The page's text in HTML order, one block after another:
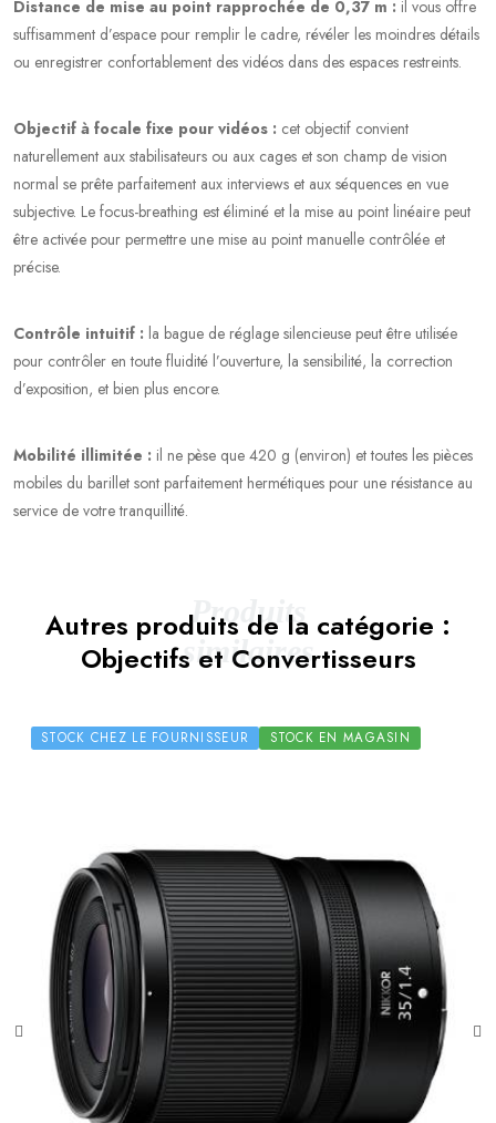
Distance de mise au point rapprochée de 0,37 m : il vous offre
suffisamment d’espace pour remplir le cadre, révéler les moindres détails
ou enregistrer confortablement des vidéos dans des espaces restreints.
Objectif à focale fixe pour vidéos : cet objectif convient
naturellement aux stabilisateurs ou aux cages et son champ de vision
normal se prête parfaitement aux interviews et aux séquences en vue
subjective. Le focus-breathing est éliminé et la mise au point linéaire peut
être activée pour permettre une mise au point manuelle contrôlée et
précise.
Contrôle intuitif : la bague de réglage silencieuse peut être utilisée
pour contrôler en toute fluidité l’ouverture, la sensibilité, la correction
d’exposition, et bien plus encore.
Mobilité illimitée : il ne pèse que 420 g (environ) et toutes les pièces
mobiles du barillet sont parfaitement hermétiques pour une résistance au
service de votre tranquillité.
Produits
similaires
Autres produits de la catégorie :
Objectifs et Convertisseurs
STOCK CHEZ LE FOURNISSEUR STOCK EN MAGASIN